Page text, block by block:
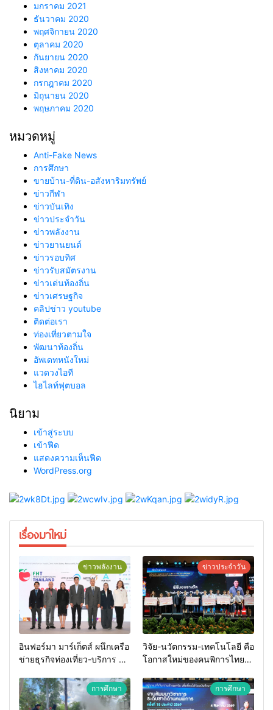
มกราคม 2021
ธันวาคม 2020
พฤศจิกายน 2020
ตุลาคม 2020
กันยายน 2020
สิงหาคม 2020
กรกฎาคม 2020
มิถุนายน 2020
พฤษภาคม 2020
หมวดหมู่
Anti-Fake News
การศึกษา
ขายบ้าน-ที่ดิน-อสังหาริมทรัพย์
ข่าวกีฬา
ข่าวบันเทิง
ข่าวประจำวัน
ข่าวพลังงาน
ข่าวยานยนต์
ข่าวรอบทิศ
ข่าวรับสมัตรงาน
ข่าวเด่นท้องถิ่น
ข่าวเศรษฐกิจ
คลิปข่าว youtube
ติดต่อเรา
ท่องเที่ยวตามใจ
พัฒนาท้องถิ่น
อัพเดทหนังใหม่
แวดวงไอที
ไฮไลท์ฟุตบอล
นิยาม
เข้าสู่ระบบ
เข้าฟีด
แสดงความเห็นฟีด
WordPress.org
เรื่องมาใหม่
ข่าวพลังงาน
อินฟอร์มา มาร์เก็ตส์ ผนึกเครือ
ข่ายธุรกิจท่องเที่ยว-บริการ จัด
2026 เชื่อม 4 งานใหญ่ สร้าง
โอกาสธุรกิจครบวงจร ด้วย
ข่าวประจำวัน
วิจัย-นวัตกรรม-เทคโนโลยี คือ
โอกาสใหม่ของคนพิการไทย
ประเทศ
การศึกษา การศึกษา